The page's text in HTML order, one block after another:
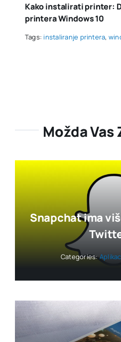
Kako instalirati printer:
printera Windows 10
Tags: instaliranje printera,
Možda Vas
Snapchat ima
Categories: